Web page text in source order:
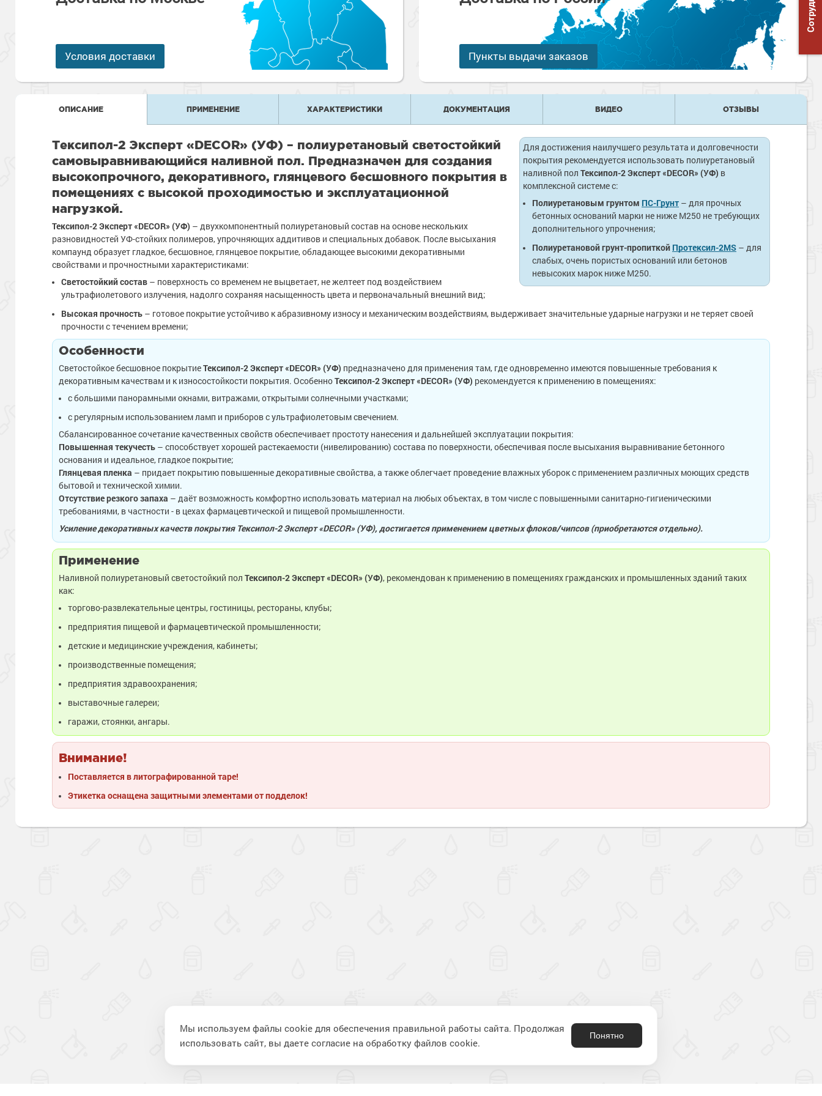
Сопутствующие товары
Промышленные
металлоконструкции
Промышленное оборудование
покрытия для металла
Промышленные стены
Сопутствующие товары
Алюминиевые краски
Сопутствующие товары
Морозостойкие краски для
бетонных полов
Морозостойкие краски для
Морозостойкие краски для
фасада
Сопутствующие товары
Условия доставки Пункты выдачи заказов
ОПИСАНИЕ ПРИМЕНЕНИЕ ХАРАКТЕРИСТИКИ ДОКУМЕНТАЦИЯ ВИДЕО ОТЗЫВЫ
Для достижения наилучшего результата и долговечности
покрытия рекомендуется использовать полиуретановый
наливной пол Тексипол-2 Эксперт «DECOR» (УФ) в
комплексной системе с:
Полиуретановым грунтом ПС-Грунт – для прочных
бетонных оснований марки не ниже М250 не требующих
дополнительного упрочнения;
Полиуретановой грунт-пропиткой Протексил-2MS – для
слабых, очень пористых оснований или бетонов
невысоких марок ниже М250.
Тексипол-2 Эксперт «DECOR» (УФ) – полиуретановый светостойкий
самовыравнивающийся наливной пол. Предназначен для создания
высокопрочного, декоративного, глянцевого бесшовного покрытия в
помещениях с высокой проходимостью и эксплуатационной
нагрузкой.
Тексипол-2 Эксперт «DECOR» (УФ) – двухкомпонентный полиуретановый состав на основе нескольких
разновидностей УФ-стойких полимеров, упрочняющих аддитивов и специальных добавок. После высыхания
компаунд образует гладкое, бесшовное, глянцевое покрытие, обладающее высокими декоративными
свойствами и прочностными характеристиками:
Светостойкий состав – поверхность со временем не выцветает, не желтеет под воздействием
ультрафиолетового излучения, надолго сохраняя насыщенность цвета и первоначальный внешний вид;
Высокая прочность – готовое покрытие устойчиво к абразивному износу и механическим воздействиям, выдерживает значительные ударные нагрузки и не теряет своей
прочности с течением времени;
Особенности
Светостойкое бесшовное покрытиеТексипол-2 Эксперт «DECOR» (УФ) предназначено для применения там, где одновременно имеются повышенные требования к
декоративным качествам и к износостойкости покрытия. ОсобенноТексипол-2 Эксперт «DECOR» (УФ) рекомендуется к применению в помещениях:
с большими панорамными окнами, витражами, открытыми солнечными участками;
с регулярным использованием ламп и приборов с ультрафиолетовым свечением.
Сбалансированное сочетание качественных свойств обеспечивает простоту нанесения и дальнейшей эксплуатации покрытия:
Повышенная текучесть – способствует хорошей растекаемости (нивелированию) состава по поверхности, обеспечивая после высыхания выравнивание бетонного
основания и идеальное, гладкое покрытие;
Глянцевая пленка – придает покрытию повышенные декоративные свойства, а также облегчает проведение влажных уборок с применением различных моющих средств
бытовой и технической химии.
Отсутствие резкого запаха – даёт возможность комфортно использовать материал на любых объектах, в том числе с повышенными санитарно-гигиеническими
требованиями, в частности - в цехах фармацевтической и пищевой промышленности.
Усиление декоративных качеств покрытия Тексипол-2 Эксперт «DECOR» (УФ), достигается применением цветных флоков/чипсов (приобретаются отдельно).
Применение
Наливной полиуретановый светостойкий пол Тексипол-2 Эксперт «DECOR» (УФ), рекомендован к применению в помещениях гражданских и промышленных зданий таких
как:
торгово-развлекательные центры, гостиницы, рестораны, клубы;
предприятия пищевой и фармацевтической промышленности;
детские и медицинские учреждения, кабинеты;
производственные помещения;
предприятия здравоохранения;
выставочные галереи;
гаражи, стоянки, ангары.
Внимание!
Поставляется в литографированной таре!
Этикетка оснащена защитными элементами от подделок!
Мы используем файлы cookie для обеспечения правильной работы сайта. Продолжая
использовать сайт, вы даете согласие на обработку файлов cookie.
Понятно